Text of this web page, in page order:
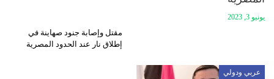
يونيو 3, 2023
مقتل وإصابة جنود صهاينة في
إطلاق نار عند الحدود المصرية
عربي ودولي